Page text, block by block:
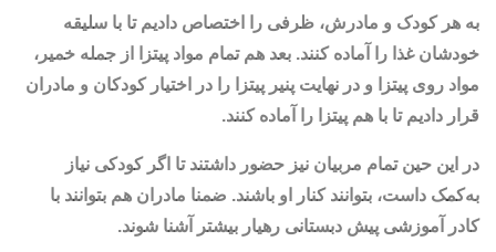
به هر کودک و مادرش، ظرفی را اختصاص دادیم تا با سلیقه
خودشان غذا را آماده کنند. بعد هم تمام مواد پیتزا از جمله خمیر،
مواد روی پیتزا و در نهایت پنیر پیتزا را در اختیار کودکان و مادران
قرار دادیم تا با هم پیتزا را آماده کنند.
در این حین تمام مربیان نیز حضور داشتند تا اگر کودکی نیاز
به‌کمک داست، بتوانند کنار او باشند. ضمنا مادران هم بتوانند با
کادر آموزشی پیش دبستانی رهیار بیشتر آشنا شوند.